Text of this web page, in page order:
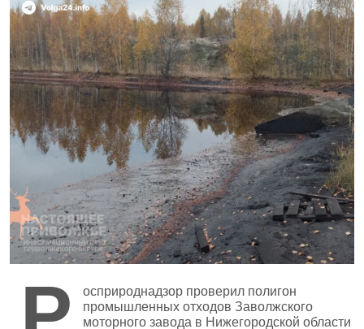
осприроднадзор проверил полигон
промышленных отходов Заволжского
моторного завода в Нижегородской области